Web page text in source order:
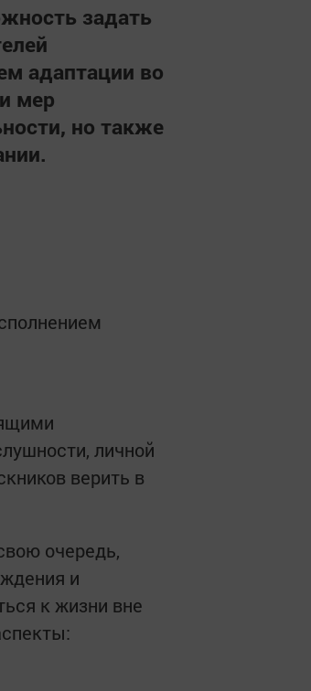
задать
адаптации во
мер
но также
личной
верить в
очередь,
и
к жизни вне